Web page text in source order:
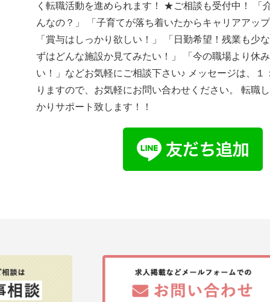
く転職活動を進められます！ ★ご相談も受付中！ 「
んなの？」 「子育てが落ち着いたからキャリアアッ
「賞与はしっかり欲しい！」 「日勤希望！残業も少
ずはどんな施設か見てみたい！」 「今の職場より休
い！」などお気軽にご相談下さい♪ メッセージは、１
りますので、お気軽にお問い合わせください。 転職
かりサポート致します！！